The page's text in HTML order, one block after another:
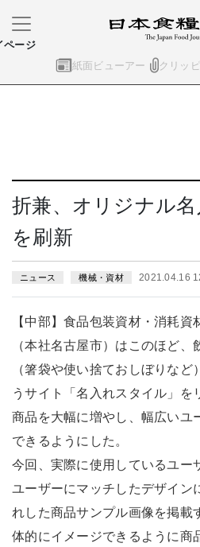
紙面ビューアー クリッ
ページ
折兼、オリジナル
を刷新
ニュース 機械・資材 2021.04.16
【中部】食品包装資材・消耗
（本社名古屋市）はこのほど
（箸袋や使い捨ておしぼりな
うサイト「名入れスタイル」を
商品を大幅に増やし、幅広いユ
できるようにした。
今回、実際に使用しているユー
ユーザーにマッチしたデザイン
れした商品サンプル画像を掲載
体的にイメージできるように商